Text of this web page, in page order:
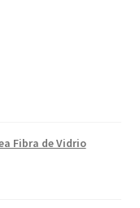
Fibra de Vidrio